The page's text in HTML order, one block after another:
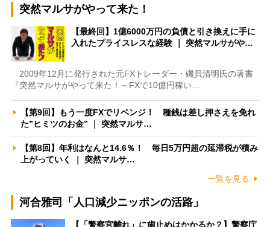
突然マルサがやって来た！
【最終回】1億6000万円の負債と引き換えに手に
入れたプライスレスな経験 ｜ 突然マルサがや…
2009年12月に発行された元FXトレーダー・磯貝清明氏の著書
『突然マルサがやって来た！～FXで10億円稼い…
【第9回】もう一度FXでリベンジ！ 種銭は差し押さえを免れ
た”ヒミツのお金” ｜ 突然マルサ…
【第8回】年利はなんと14.6％！ 毎日5万円超の延滞税が積み
上がっていく ｜ 突然マルサ…
一覧を見る
河合雅司「人口減少ニッポンの活路」
【「警察官離れ」に歯止めはかかるか？】警察庁